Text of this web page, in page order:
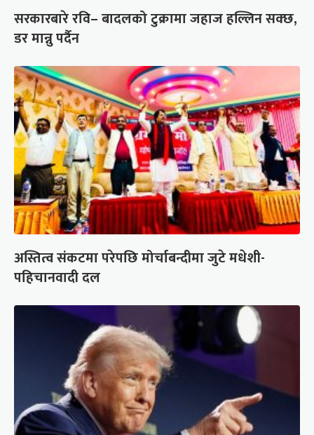
सरकारबारे रवि– बादलको टुक्रामा जहाज हल्लिन सक्छ,
डर मान्नु पर्दैन
अस्तित्व संकटमा परेपछि मोर्चाबन्दीमा जुटे मधेशी-
पहिचानवादी दल